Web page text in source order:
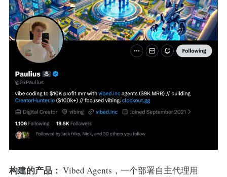
构建的产品： Vibed Agents，一个部署自主代理用